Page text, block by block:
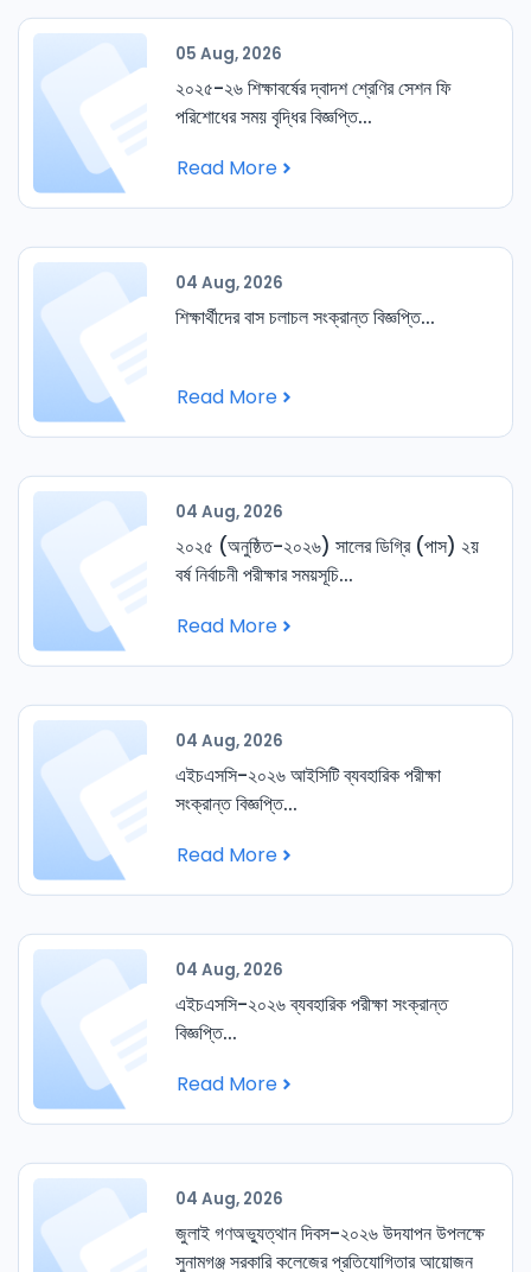
05 Aug, 2026
২০২৫-২৬ শিক্ষাবর্ষের দ্বাদশ শ্রেণির সেশন ফি
পরিশোধের সময় বৃদ্ধির বিজ্ঞপ্তি...
Read More
04 Aug, 2026
শিক্ষার্থীদের বাস চলাচল সংক্রান্ত বিজ্ঞপ্তি...
Read More
04 Aug, 2026
২০২৫ (অনুষ্ঠিত-২০২৬) সালের ডিগ্রি (পাস) ২য়
বর্ষ নির্বাচনী পরীক্ষার সময়সূচি...
Read More
04 Aug, 2026
এইচএসসি-২০২৬ আইসিটি ব্যবহারিক পরীক্ষা
সংক্রান্ত বিজ্ঞপ্তি...
Read More
04 Aug, 2026
এইচএসসি-২০২৬ ব্যবহারিক পরীক্ষা সংক্রান্ত
বিজ্ঞপ্তি...
Read More
04 Aug, 2026
জুলাই গণঅভ্যুত্থান দিবস-২০২৬ উদযাপন উপলক্ষে
সুনামগঞ্জ সরকারি কলেজের প্রতিযোগিতার আয়োজন